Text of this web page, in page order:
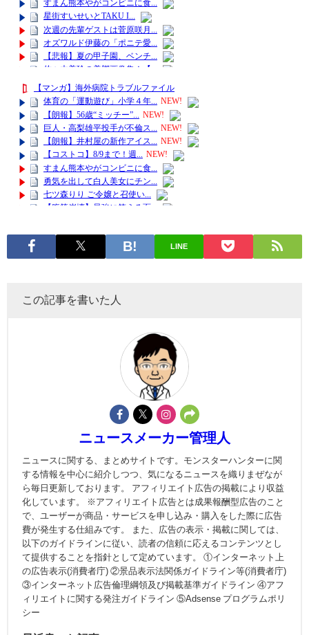
LINE
この記事を書いた人
ニュースメーカー管理人
ニュースに関する、まとめサイトです。モンスターハンターに関
する情報を中心に紹介しつつ、気になるニュースを織りまぜなが
ら毎日更新しております。 アフィリエイト広告の掲載により収益
化しています。 ※アフィリエイト広告とは成果報酬型広告のこと
で、ユーザーが商品・サービスを申し込み・購入をした際に広告
費が発生する仕組みです。 また、広告の表示・掲載に関しては、
以下のガイドラインに従い、読者の信頼に応えるコンテンツとし
て提供することを指針として定めています。 ①インターネット上
の広告表示(消費者庁) ②景品表示法関係ガイドライン等(消費者庁)
③インターネット広告倫理綱領及び掲載基準ガイドライン ④アフ
ィリエイトに関する発注ガイドライン ⑤Adsense プログラムポリ
シー